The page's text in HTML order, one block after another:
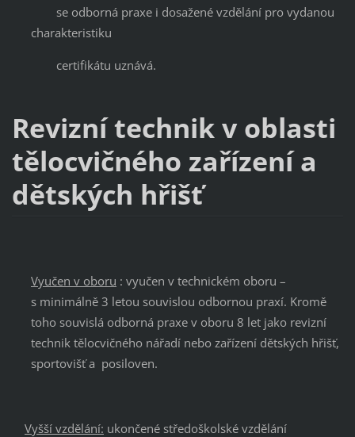
se odborná praxe i dosažené vzdělání pro vydanou
charakteristiku
certifikátu uznává.
Revizní technik v oblasti
tělocvičného zařízení a
dětských hřišť
Vyučen v oboru : vyučen v technickém oboru –
s minimálně 3 letou souvislou odbornou praxí. Kromě
toho souvislá odborná praxe v oboru 8 let jako revizní
technik tělocvičného nářadí nebo zařízení dětských hřišť,
sportovišť a posiloven.
Vyšší vzdělání: ukončené středoškolské vzdělání